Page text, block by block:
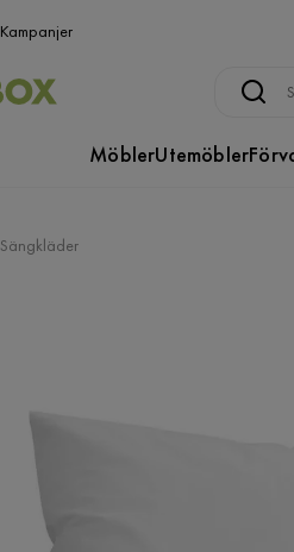
Kampanjer
MöblerUtemöbler
Sängkläder